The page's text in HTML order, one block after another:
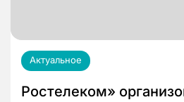
Актуальное
Ростелеком»